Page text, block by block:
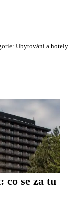
Ubytování a hotely
co se za tu